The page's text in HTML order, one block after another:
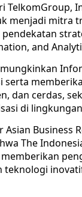
TelkomGroup,
menjadi mitra
and
serta
dan cerdas,
di
Business
The
memberikan
teknologi